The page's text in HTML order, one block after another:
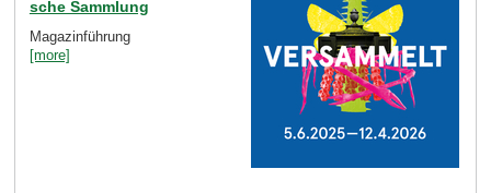
sche Sammlung
Magazinführung
[more]